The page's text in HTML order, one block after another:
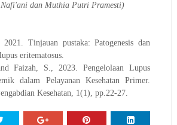
dan Muthia Putri Pramesti)
Tinjauan pustaka: Patogenesis dan
eritematosus.
Faizah, S., 2023. Pengelolaan Lupus
dalam Pelayanan Kesehatan Primer.
Kesehatan, 1(1), pp.22-27.